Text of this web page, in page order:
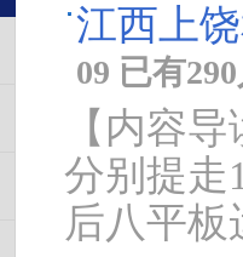
江西上
09 已有
【内容
分别提走
后八平